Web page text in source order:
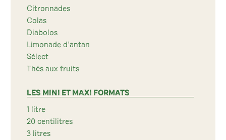
Citronnades
Colas
Diabolos
Limonade d’antan
Sélect
Thés aux fruits
LES MINI ET MAXI FORMATS
1 litre
20 centilitres
3 litres